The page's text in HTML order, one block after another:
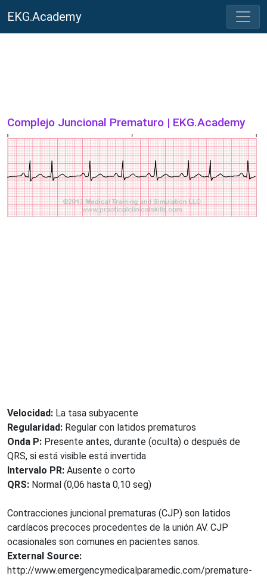
EKG.Academy
Complejo Juncional Prematuro | EKG.Academy
Velocidad: La tasa subyacente
Regularidad: Regular con latidos prematuros
Onda P: Presente antes, durante (oculta) o después de
QRS, si está visible está invertida
Intervalo PR: Ausente o corto
QRS: Normal (0,06 hasta 0,10 seg)
Contracciones juncional prematuras (CJP) son latidos
cardíacos precoces procedentes de la unión AV. CJP
ocasionales son comunes en pacientes sanos.
External Source:
http://www.emergencymedicalparamedic.com/premature-